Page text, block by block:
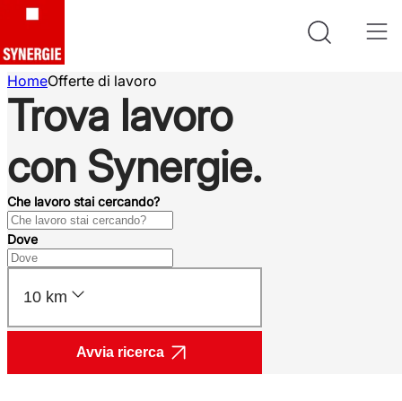
HomeOfferte di lavoro
Trova lavoro
con Synergie.
Che lavoro stai cercando?
Dove
10 km
Avvia ricerca